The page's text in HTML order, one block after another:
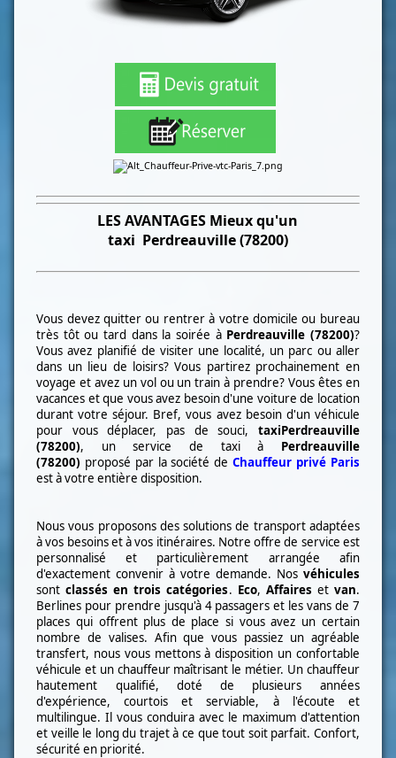
LESAVANTAGES Mieux qu'un
taxi Perdreauville (78200)
Vous devez quitter ou rentrer à votre domicile ou bureau
très tôt ou tard dans la soirée à Perdreauville (78200)?
Vous avez planifié de visiter une localité, un parc ou aller
dans un lieu de loisirs? Vous partirez prochainement en
voyage et avez un vol ou un train à prendre? Vous êtes en
vacances et que vous avez besoin d'une voiture de location
durant votre séjour. Bref, vous avez besoin d'un véhicule
pour vous déplacer, pas de souci, taxiPerdreauville
(78200), un service de taxi à Perdreauville
(78200) proposé par la société deChauffeur privé Paris
est à votre entière disposition.
Nous vous proposons des solutions de transport adaptées
à vos besoins et à vos itinéraires. Notre offre de service est
personnalisé et particulièrement arrangée afin
d'exactement convenir à votre demande. Nos véhicules
sontclassés en trois catégories. Eco, Affaires et van.
Berlines pour prendre jusqu'à 4 passagers et les vans de 7
places qui offrent plus de place si vous avez un certain
nombre de valises. Afin que vous passiez un agréable
transfert, nous vous mettons à disposition un confortable
véhicule et un chauffeur maîtrisant le métier. Un chauffeur
hautement qualifié, doté de plusieurs années
d'expérience, courtois et serviable, à l'écoute et
multilingue. Il vous conduira avec le maximum d'attention
et veille le long du trajet à ce que tout soit parfait. Confort,
sécurité en priorité.